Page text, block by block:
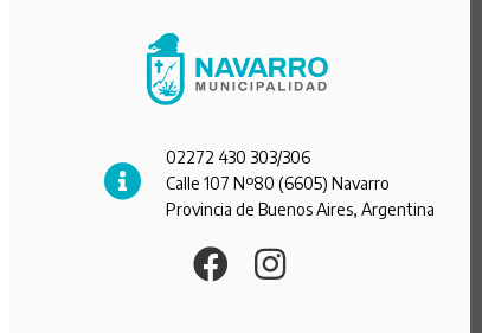
02272 430 303/306
Calle 107 Nº80 (6605) Navarro
Provincia de Buenos Aires, Argentina